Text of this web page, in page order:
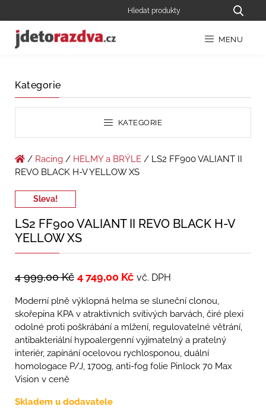
MENU
Kategorie
KATEGORIE
/ Racing / HELMY a BRÝLE / LS2 FF900 VALIANT II
REVO BLACK H-V YELLOW XS
Sleva!
LS2 FF900 VALIANT II REVO BLACK H-V
YELLOW XS
4 999,00Kč 4 749,00 Kč vč. DPH
Moderní plně výklopná helma se sluneční clonou,
skořepina KPA v atraktivních svítivých barvách, čiré plexi
odolné proti poškrábání a mlžení, regulovatelné větrání,
antibakteriální hypoalergenní vyjímatelný a pratelný
interiér, zapínání ocelovou rychlosponou, duální
homologace P/J, 1700g, anti-fog folie Pinlock 70 Max
Vision v ceně
Skladem u dodavatele